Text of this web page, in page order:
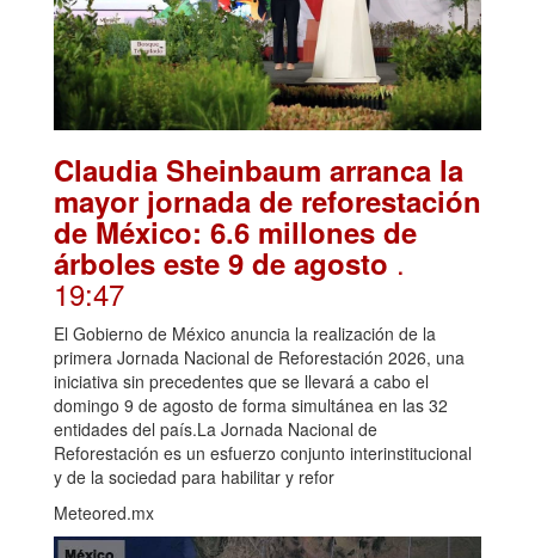
Claudia Sheinbaum arranca la
mayor jornada de reforestación
de México: 6.6 millones de
árboles este 9 de agosto .
19:47
El Gobierno de México anuncia la realización de la
primera Jornada Nacional de Reforestación 2026, una
iniciativa sin precedentes que se llevará a cabo el
domingo 9 de agosto de forma simultánea en las 32
entidades del país.La Jornada Nacional de
Reforestación es un esfuerzo conjunto interinstitucional
y de la sociedad para habilitar y refor
Meteored.mx